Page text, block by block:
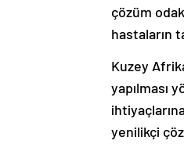
çözüm
hastaların
Kuzey
yapılması
yenilikçi